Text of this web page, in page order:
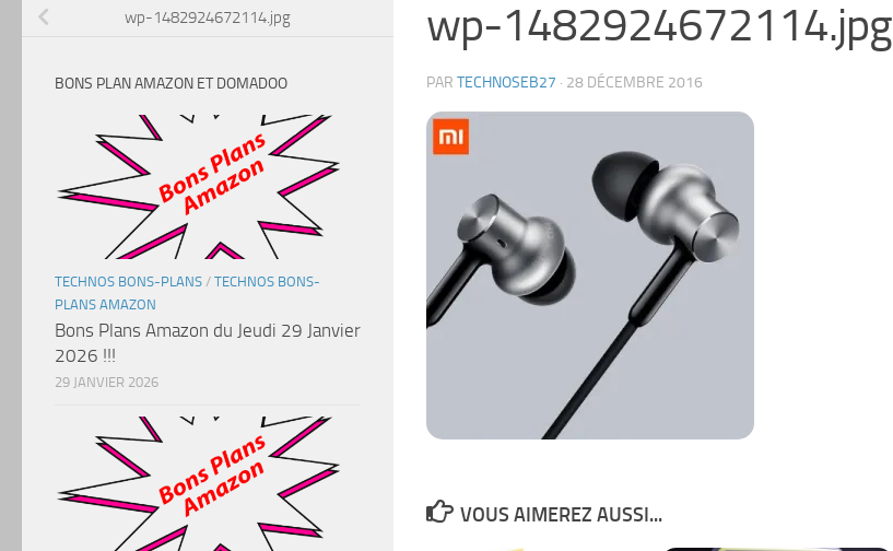
wp-1482924672114.jpg
PAR TECHNOSEB27 · 28 DÉCEMBRE 2016
VOUS AIMEREZ AUSSI...
wp-1482924672114.jpg
BONS PLAN AMAZON ET DOMADOO
TECHNOS BONS-PLANS / TECHNOS BONS-
PLANS AMAZON
Bons Plans Amazon du Jeudi 29 Janvier
2026 !!!
29 JANVIER 2026